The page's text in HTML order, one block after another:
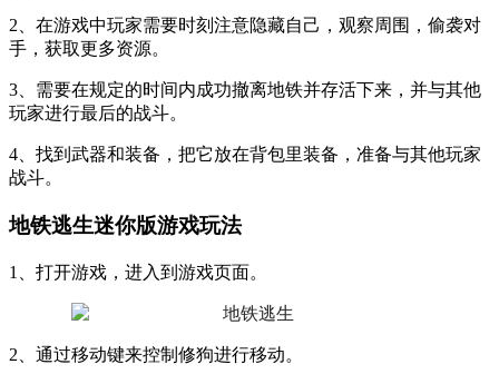
2、在游戏中玩家需要时刻注意隐藏自己，观察周围，偷袭对
手，获取更多资源。
3、需要在规定的时间内成功撤离地铁并存活下来，并与其他
玩家进行最后的战斗。
4、找到武器和装备，把它放在背包里装备，准备与其他玩家
战斗。
地铁逃生迷你版游戏玩法
1、打开游戏，进入到游戏页面。
2、通过移动键来控制修狗进行移动。